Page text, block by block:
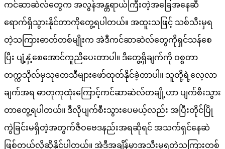
ကင်ဆာဆဲလ်တွေက အလွန်အန္တရာယ်ကြီးတဲ့အခြေအနေဆီ
ရောက်ရှိသွားနိုင်တာကိုတွေ့ရပါတယ်။ အထူးသဖြင့် သစ်သီးမှရ
တဲ့သကြားဓာတ်တစ်မျိုးက အဲဒီကင်ဆာဆဲလ်တွေကိုရှင်သန်စေ
ပြီး ပျံ့နှံ့စေအောင်ကူညီပေးတာပါ။ ဒီတွေ့ရှိချက်ကို ဝစ္စတာ
တက္ကသိုလ်မှသုတေသီများဖော်ထုတ်နိုင်ခဲ့တာပါ။ သူတို့ရဲ့လေ့လာ
ချက်အရ ဓာတုကုထုံးကြောင့်ကင်ဆာဆဲလ်တချို့ဟာ ပျက်စီးသွား
တာတွေ့ရပါတယ်။ ဒီလိုပျက်စီးသွားပေမယ့်လည်း အပြီးတိုင်ပြို
ကွဲခြင်းမရှိတဲ့အတွက်ဇီဝဗေဒနည်းအရဆိုရင် အသက်ရှင်နေဆဲ
ဖြစ်တယ်လို့ဆိုနိုင်ပါတယ်။ အဲဒီအချိန်မှာအသီးမှရတဲ့သကြားတစ်